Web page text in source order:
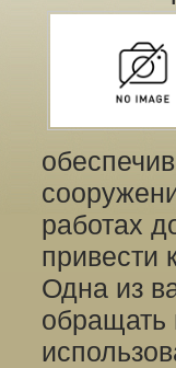
работах
привести
Одна из
обращать